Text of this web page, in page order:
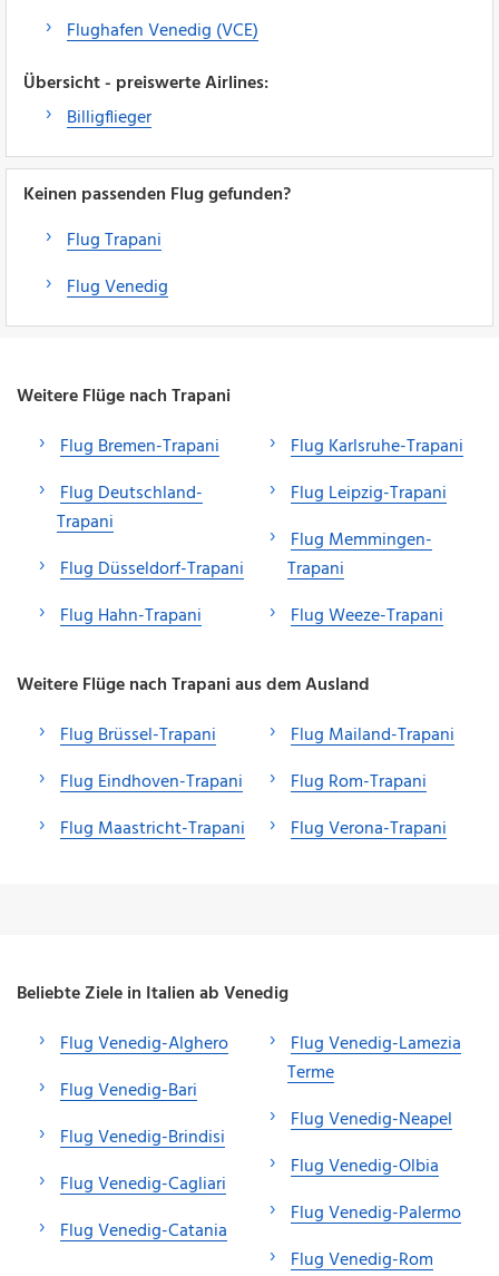
Flughafen Venedig (VCE)
Übersicht - preiswerte Airlines:
Billigflieger
Keinen passenden Flug gefunden?
Flug Trapani
Flug Venedig
Weitere Flüge nach Trapani
Flug Bremen-Trapani
Flug Deutschland-
Trapani
Flug Düsseldorf-Trapani
Flug Hahn-Trapani
Flug Karlsruhe-Trapani
Flug Leipzig-Trapani
Flug Memmingen-
Trapani
Flug Weeze-Trapani
Weitere Flüge nach Trapani aus dem Ausland
Flug Brüssel-Trapani
Flug Eindhoven-Trapani
Flug Maastricht-Trapani
Flug Mailand-Trapani
Flug Rom-Trapani
Flug Verona-Trapani
Beliebte Ziele in Italien ab Venedig
Flug Venedig-Alghero
Flug Venedig-Bari
Flug Venedig-Brindisi
Flug Venedig-Cagliari
Flug Venedig-Catania
Flug Venedig-Lamezia
Terme
Flug Venedig-Neapel
Flug Venedig-Olbia
Flug Venedig-Palermo
Flug Venedig-Rom